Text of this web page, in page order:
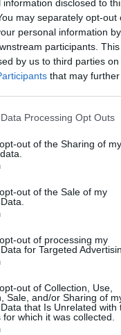
information disclosed to
may separately opt-out
personal information
participants.
by us to third parties on
that may
Processing Opt Outs
out of the Sharing of my
out of the Sale of my
out of processing my
for Targeted
out of Collection, Use,
Sale, and/or Sharing of
that Is Unrelated with
for which it was collected.
ΟΣΚΑΡ ΟΥΑΙΛΝΤ
στο e-mail σας τα
τον Πολιτισμό!
Σχετικά